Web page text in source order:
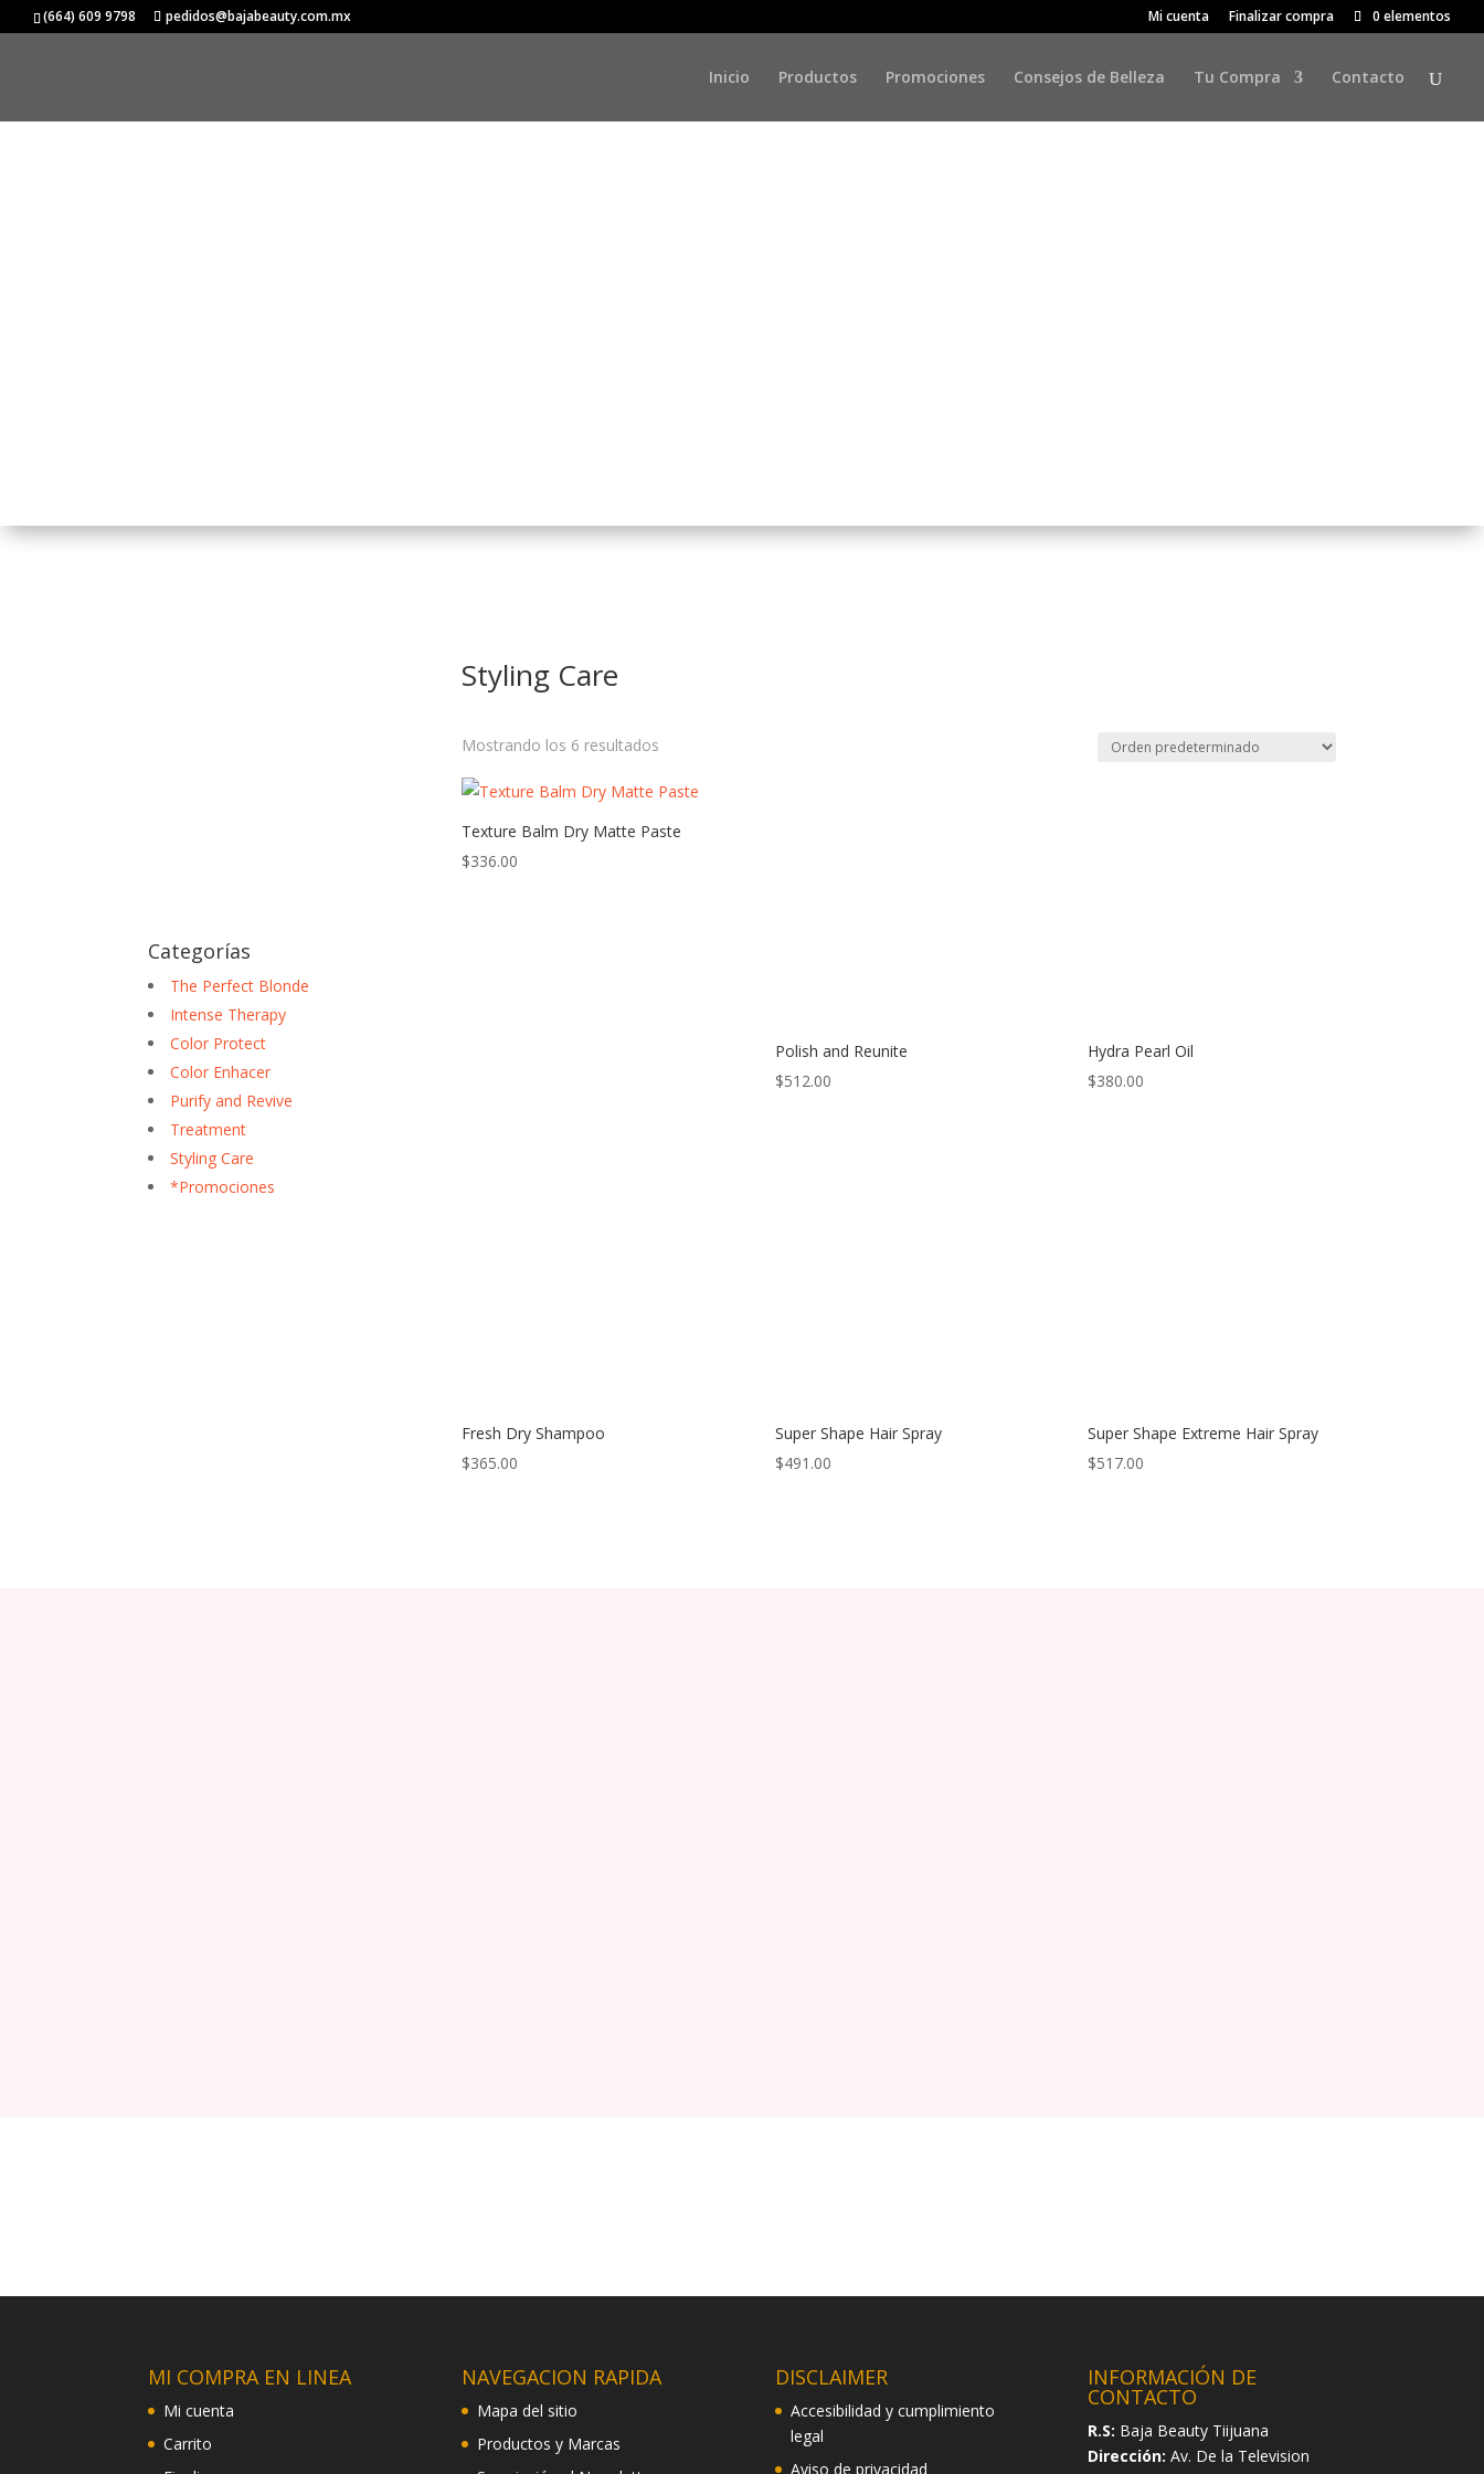
(664) 609 9798 pedidos@bajabeauty.com.mx Mi cuenta Finalizar compra 0 elementos
Inicio Productos Promociones Consejos de Belleza Tu Compra Contacto
Categorías
The Perfect Blonde
Intense Therapy
Color Protect
Color Enhacer
Purify and Revive
Treatment
Styling Care
*Promociones
Styling Care
Mostrando los 6 resultados
Texture Balm Dry Matte Paste
$336.00
Polish and Reunite
$512.00
Hydra Pearl Oil
$380.00
Fresh Dry Shampoo
$365.00
Super Shape Hair Spray
$491.00
Super Shape Extreme Hair Spray
$517.00
MI COMPRA EN LINEA
Mi cuenta
Carrito
NAVEGACION RAPIDA
Mapa del sitio
Productos y Marcas
DISCLAIMER
Accesibilidad y cumplimiento
legal
Aviso de privacidad
INFORMACIÓN DE
CONTACTO
R.S: Baja Beauty Tiijuana
Dirección: Av. De la Television